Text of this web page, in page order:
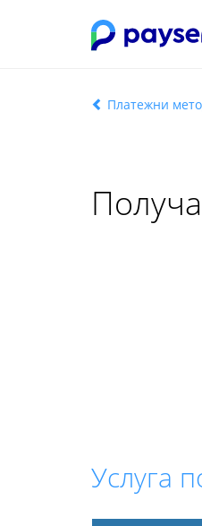
Платежни
Услуга